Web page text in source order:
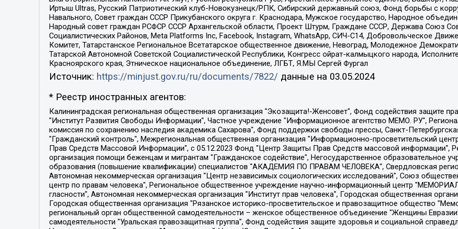
Иртыш Ultras, Русский Патриотический клуб-Новокузнецк/РПК, Сибирский державный союз, Фонд борьбы с
Навального, Совет граждан СССР Прикубанского округа г. Краснодара, Мужское государство, Народное
Народный совет граждан РСФСР СССР Архангельской области, Проект Штурм, Граждане СССР, Держава Союз
Социалистических Районов, Meta Platforms Inc, Facebook, Instagram, WhatsApp, СИЧ-С14, Добровольческое
Комитет, Татарстанское Региональное Всетатарское общественное движение, Невоград, Молодежное
Татарской Автономной Советской Социалистической Республики, Конгресс ойрат-калмыцкого народа,
Красноярского края, Этническое национальное объединение, ЛГБТ, Я.МЫ Сергей Фургал
Источник: https://minjust.gov.ru/ru/documents/7822/ данные на 03.05.2024
* Реестр иностранных агентов:
Калининградская региональная общественная организация "Экозащита!-Женсовет", Фонд содействия защите прав и свобод граждан "Общественный вердикт", Фонд "Институт Развития Свободы Информации", Частное учреждение "Информационное агентство МЕМО. РУ", Региональная общественная организация "Общественная комиссия по сохранению наследия академика Сахарова", Фонд поддержки свободы прессы, Санкт-Петербургская общественная правозащитная организация "Гражданский контроль", Межрегиональная общественная организация "Информационно-просветительский центр "Мемориал", Региональный Фонд "Центр Защиты Прав Средств Массовой Информации", с 05.12.2023 Фонд "Центр Защиты Прав Средств массовой информации", Региональная общественная благотворительная организация помощи беженцам и мигрантам "Гражданское содействие", Негосударственное образовательное учреждение дополнительного профессионального образования (повышение квалификации) специалистов "АКАДЕМИЯ ПО ПРАВАМ ЧЕЛОВЕКА", Свердловская региональная общественная организация "Сутяжник", Автономная некоммерческая организация "Центр независимых социологических исследований", Союз общественных объединений "Российский исследовательский центр по правам человека", Региональное общественное учреждение научно-информационный центр "МЕМОРИАЛ", Некоммерческая организация "Фонд защиты гласности", Автономная некоммерческая организация "Институт прав человека", Городская общественная организация "Екатеринбургское общество "МЕМОРИАЛ", Городская общественная организация "Рязанское историко-просветительское и правозащитное общество "Мемориал" (Рязанский Мемориал), Челябинский региональный орган общественной самодеятельности – женское общественное объединение "Женщины Евразии", Челябинский региональный орган общественной самодеятельности "Уральская правозащитная группа", Фонд содействия защите здоровья и социальной справедливости имени Андрея Рылькова, Автономная Некоммерческая Организация "Аналитический Центр Юрия Левады", Автономная некоммерческая организация социальной поддержки населения "Проект Апрель", Региональная общественная организация помощи женщинам и детям, находящимся в кризисной ситуации "Информационно-методический центр "Анна", Фонд содействия развитию массовых коммуникаций и правовому просвещению "Так-так-Так", Фонд содействия устойчивому развитию "Серебряная тайга", Свердловский региональный общественный фонд социальных проектов "Новое время", "Idel.Реалии", Кавказ.Реалии, Крым.Реалии, Телеканал Настоящее Время, Татаро-башкирская служба Радио Свобода (Azatliq Radiosi), Радио Свободная Европа/Радио Свобода (PCE/PC), "Сибирь.Реалии", "Фактограф", Благотворительный фонд помощи осужденным и их семьям, Автономная некоммерческая организация "Институт глобализации и социальных движений", Фонд "В защиту прав заключенных", Частное учреждение "Центр поддержки и содействия развитию средств массовой информации", Пензенский региональный общественный благотворительный фонд "Гражданский союз", "Север.Реалии", Некоммерческая организация Фонд "Правовая инициатива", Общество с ограниченной ответственностью "Радио Свободная Европа/Радио Свобода", Чешское информационное агентство "MEDIUM-ORIENT", Красноярская региональная общественная организация "Мы против СПИДа", Камалягин Денис Николаевич, Маркелов Сергей Евгеньевич, Пономарев Лев Александрович, Савицкая Людмила Алексеевна, Автономная некоммерческая организация "Центр по работе с проблемой насилия "НАСИЛИЮ.НЕТ", Межрегиональный профессиональный союз работников здравоохранения "Альянс врачей", Юридическое лицо, зарегистрированное в Латвийской Республике, SIA "Medusa Project" (регистрационный номер 40103797863, дата регистрации 10.06.2014), Некоммерческая организация "Фонд по борьбе с коррупцией", Автономная некоммерческая организация "Институт права и публичной политики", Баданин Роман Сергеевич, Гликин Максим Александрович, Железнова Мария Михайловна, Лукьянова Юлия Сергеевна, Маетная Елизавета Витальевна, Маняхин Петр Борисович, Чуракова Ольга Владимировна, Ярош Юлия Петровна, Юридическое лицо "The Insider SIA", зарегистрированное в Риге, Латвийская Республика (дата регистрации 26.06.2015), являющееся администратором доменного имени интернет-издания "The Insider SIA", https://theins.ru, Постернак Алексей Евгеньевич, Рубин Михаил Аркадьевич, Анин Роман Александрович, Юридическое лицо Istories fonds, зарегистрированное в Латвийской Республике (регистрационный номер 50008295751, дата регистрации 24.02.2020), Великовский Дмитрий Александрович, Долинина Ирина Николаевна, Мароховская Алеся Алексеевна, Шлейнов Роман Юрьевич, Шмагун Олеся Валентиновна, Общество с ограниченной ответственностью "Альтаир 2021", Общество с ограниченной ответственностью "Вега 2021", Общество с ограниченной ответственностью "Главный редактор 2021", Общество с ограниченной ответственностью "Ромашки монолит", Важенков Артем Валерьевич, Ивановская областная общественная организация "Центр гендерных исследований", Гурман Юрий Альбертович, Медиапроект "ОВД-Инфо", Егоров Владимир Владимирович, Жилинский Владимир Александрович, Общество с ограниченной ответственностью "ЗП", Иванова София Юрьевна, Карезина Инна Павловна, Кильтау Екатерина Викторовна, Петров Алексей Викторович, Пискунов Сергей Евгеньевич, Смирнов Сергей Сергеевич, Тихонов Михаил Сергеевич, Общество с ограниченной ответственностью "ЖУРНАЛИСТ-ИНОСТРАННЫЙ АГЕНТ", Арапова Галина Юрьевна, Вольтская Татьяна Анатольевна, Американская компания "Mason G.E.S. Anonymous Foundation" (США), являющаяся владельцем интернет-издания https://mnews.world/, Компания "Stichting Bellingcat", зарегистрированная в Нидерландах (дата регистрации 11.07.2018), Захаров Андрей Вячеславович, Клепиковская Екатерина Дмитриевна, Общество с ограниченной ответственностью "МЕМО", Перл Роман Александрович, Симонов Евгений Алексеевич, Соловьева Елена Анатольевна, Сотников Даниил Владимирович, Сурначева Елизавета Дмитриевна, Автономная некоммерческая организация по защите прав человека и информированию населения "Якутия – Наше Мнение", Общество с ограниченной ответственностью "Москоу диджитал медиа", с 26.01.2023 Общество с ограниченной ответственностью "Чайка Белые сады", Ветошкина Валерия Валерьевна, Заговора Максим Александрович, Межрегиональное общественное движение "Российская ЛГБТ - сеть", Оленичев Максим Владимирович, Павлов Иван Юрьевич, Скворцова Елена Сергеевна, Общество с ограниченной ответственностью "Как бы инагент", Кочетков Игорь Викторович, Общество с ограниченной ответственностью "Честные выборы", Еланчик Олег Александрович, Общество с ограниченной ответственностью "Нобелевский призыв", Гималова Регина Эмилевна, Григорьев Андрей Валерьевич, Григорьева Алина Александровна, Ассоциация по содействию защите прав призывников, альтернативнослужащих и военнослужащих "Правозащитная группа